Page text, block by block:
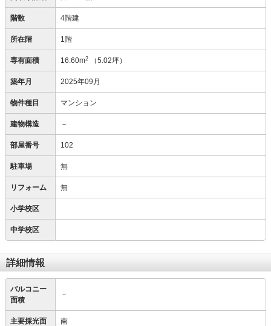
階数 4階建
所在階 1階
専有面積 16.60m2 （5.02坪）
築年月 2025年09月
物件種目 マンション
建物構造 －
部屋番号 102
駐車場 無
リフォーム 無
小学校区
中学校区
詳細情報
バルコニー
面積
－
主要採光面 南